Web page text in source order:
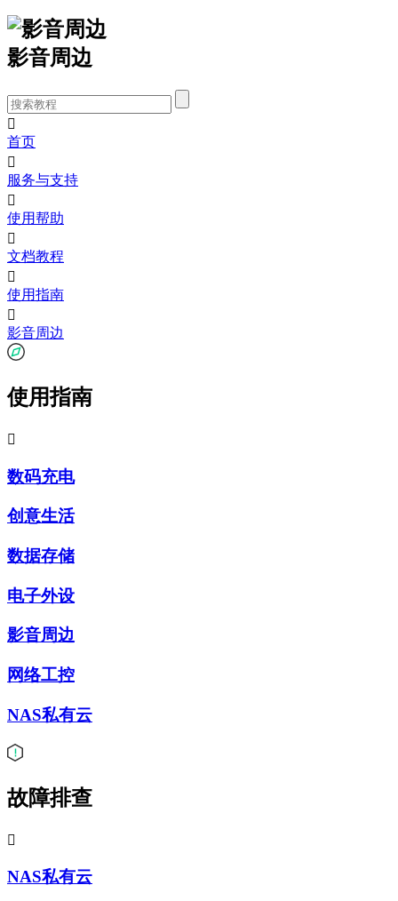
影音周边

首页

服务与支持

使用帮助

文档教程

使用指南

影音周边
使用指南

数码充电
创意生活
数据存储
电子外设
影音周边
网络工控
NAS私有云
故障排查

NAS私有云